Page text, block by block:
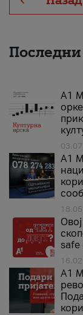
А1
A1
safe
А1